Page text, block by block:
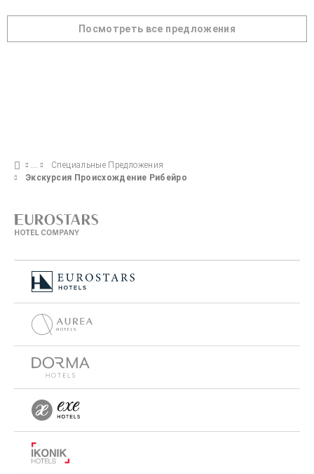
Посмотреть все предложения
Специальные Предложения
Экскурсия Происхождение Рибейро